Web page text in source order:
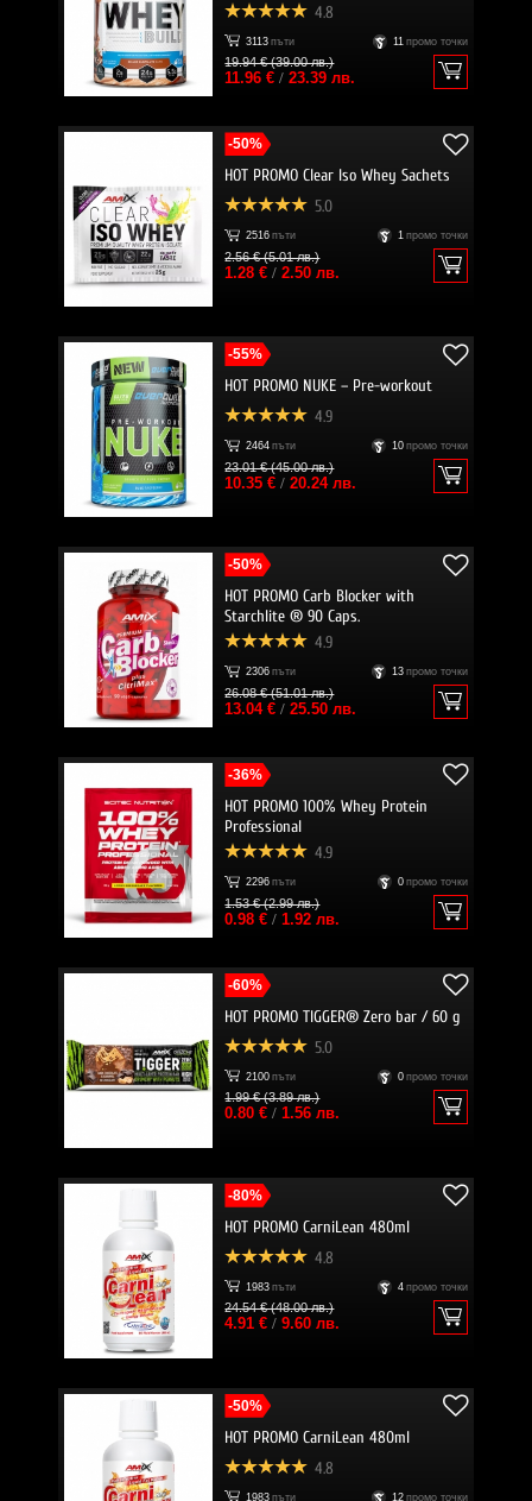
4.8
3113 пъти 11 промо точки
19.94 € (39.00 лв.)
11.96 €/ 23.39 лв.
-50%
HOT PROMO Clear Iso Whey Sachets
5.0
2516 пъти 1 промо точки
2.56 € (5.01 лв.)
1.28 €/ 2.50 лв.
-55%
HOT PROMO NUKE – Pre-workout
4.9
2464 пъти 10 промо точки
23.01 € (45.00 лв.)
10.35 €/ 20.24 лв.
-50%
HOT PROMO Carb Blocker with
Starchlite ® 90 Caps.
4.9
2306 пъти 13 промо точки
26.08 € (51.01 лв.)
13.04 €/ 25.50 лв.
-36%
HOT PROMO 100% Whey Protein
Professional
4.9
2296 пъти 0 промо точки
1.53 € (2.99 лв.)
0.98 €/ 1.92 лв.
-60%
HOT PROMO TIGGER® Zero bar / 60 g
5.0
2100 пъти 0 промо точки
1.99 € (3.89 лв.)
0.80 €/ 1.56 лв.
-80%
HOT PROMO CarniLean 480ml
4.8
1983 пъти 4 промо точки
24.54 € (48.00 лв.)
4.91 €/ 9.60 лв.
-50%
HOT PROMO CarniLean 480ml
4.8
1983 пъти 12 промо точки